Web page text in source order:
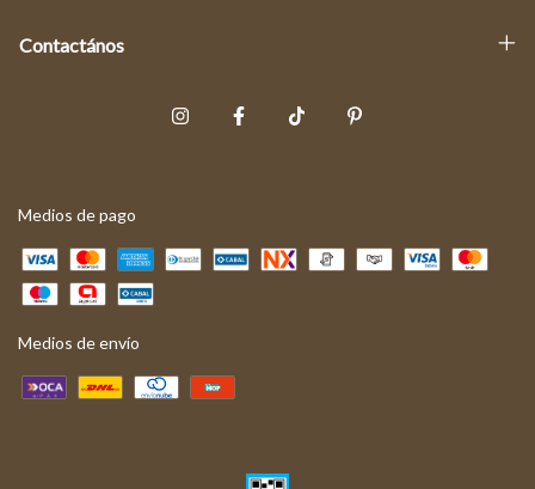
Contactános
Medios de pago
Medios de envío